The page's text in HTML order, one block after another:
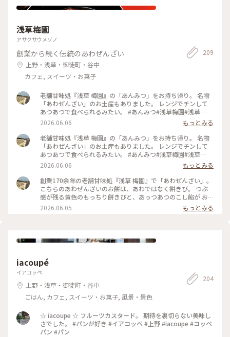
浅草梅園
アサクサウメゾノ
創業から続く伝統のあわぜんざい
上野・浅草・御徒町・谷中
カフェ, スイーツ・お菓子
209
老舗甘味処『浅草 梅園』の「あんみつ」をお持ち帰り。 名物
「あわぜんざい」のお土産もありました。 レンジでチンして
あつあつで食べられるみたい。 #あんみつ#浅草梅園#浅草
#Ayuのおやつ
2026.06.06
もっとみる
老舗甘味処『浅草 梅園』の「あんみつ」をお持ち帰り。 名物
「あわぜんざい」のお土産もありました。 レンジでチンして
あつあつで食べられるみたい。 #あんみつ#浅草梅園#浅草
#Ayuのおやつ
2026.06.06
もっとみる
創業170余年の老舗甘味処『浅草 梅園』で「あわぜんざい」。
こちらのあわぜんざいのお餅は、あわではなく餅きび。 つぶ
感が残る黄色のもっちり餅きびと、あっつあつのこし餡が お
椀におさまる姿が美しい。 箸休めはしその実の塩漬けです。 #
おもちずき#あわぜんざい#浅草梅園#浅草#梅園#浅草で食べた
2026.06.05 もっとみる
iacoupé
イアコッペ
上野・浅草・御徒町・谷中
ごはん, カフェ, スイーツ・お菓子, 風景・景色
204
☆ iacoupe ☆ フルーツカスタード。 期待を裏切らない美味し
さでした。 #パンが好き #イアコッペ #上野 #iacoupe #コッペ
パン #パン